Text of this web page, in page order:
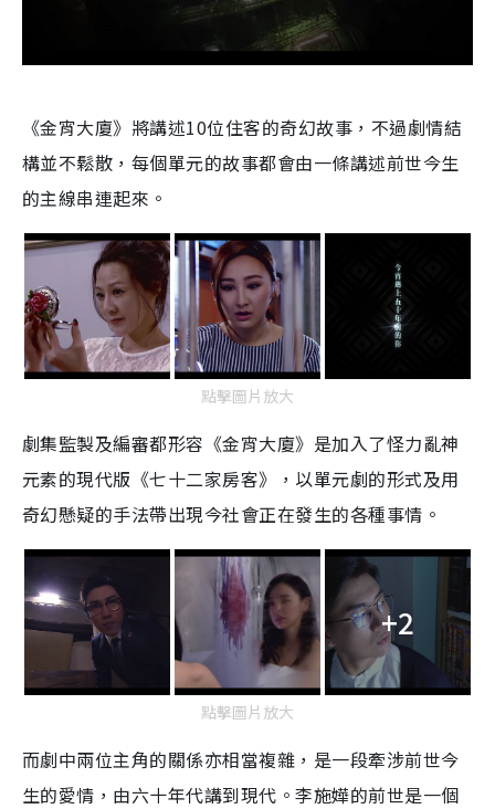
《金宵大廈》將講述10位住客的奇幻故事，不過劇情結
構並不鬆散，每個單元的故事都會由一條講述前世今生
的主線串連起來。
點擊圖片放大
劇集監製及編審都形容《金宵大廈》是加入了怪力亂神
元素的現代版《七十二家房客》，以單元劇的形式及用
奇幻懸疑的手法帶出現今社會正在發生的各種事情。
+2
點擊圖片放大
而劇中兩位主角的關係亦相當複雜，是一段牽涉前世今
生的愛情，由六十年代講到現代。李施嬅的前世是一個